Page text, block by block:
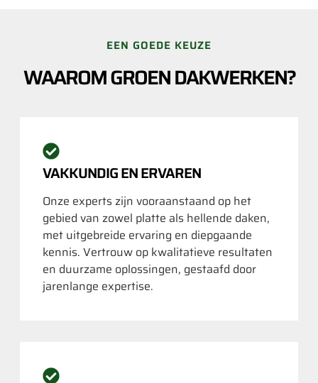
EEN GOEDE KEUZE
WAAROM GROEN DAKWERKEN?
VAKKUNDIG EN ERVAREN
Onze experts zijn vooraanstaand op het
gebied van zowel platte als hellende daken,
met uitgebreide ervaring en diepgaande
kennis. Vertrouw op kwalitatieve resultaten
en duurzame oplossingen, gestaafd door
jarenlange expertise.